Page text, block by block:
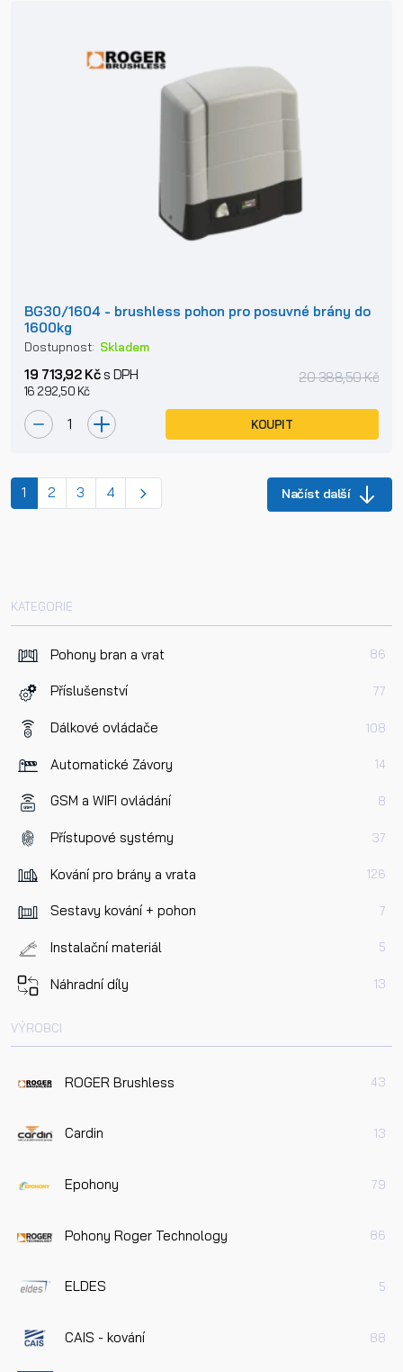
KATEGORIE
Pohony bran a vrat 86
Příslušenství 77
Dálkové ovládače 108
Automatické Závory 14
GSM a WIFI ovládání 8
Přístupové systémy 37
Kování pro brány a vrata 126
Sestavy kování + pohon 7
Instalační materiál 5
Náhradní díly 13
VÝROBCI
ROGER Brushless 43
Cardin 13
Epohony 79
Pohony Roger Technology 86
ELDES 5
CAIS - kování 88
BG30/1604 - brushless pohon pro posuvné brány do
1600kg
Dostupnost: Skladem
19 713,92 Kčs DPH
16 292,50 Kč
20 388,50 Kč
KOUPIT
1 (current)
2 3 4 Načíst další